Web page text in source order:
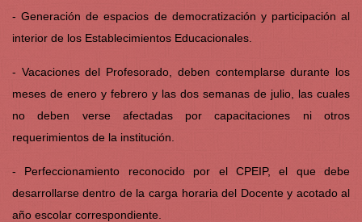
- Generación de espacios de democratización y participación al
interior de los Establecimientos Educacionales.
- Vacaciones del Profesorado, deben contemplarse durante los
meses de enero y febrero y las dos semanas de julio, las cuales
no deben verse afectadas por capacitaciones ni otros
requerimientos de la institución.
- Perfeccionamiento reconocido por el CPEIP, el que debe
desarrollarse dentro de la carga horaria del Docente y acotado al
año escolar correspondiente.